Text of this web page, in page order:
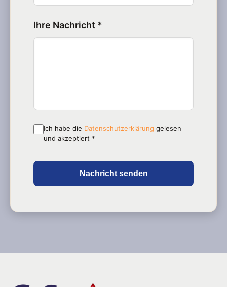
Ihre Nachricht *
Ich habe die Datenschutzerklärung gelesen
und akzeptiert *
Nachricht senden